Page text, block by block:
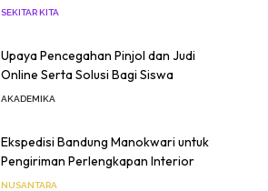
SEKITAR KITA
Upaya Pencegahan Pinjol dan Judi
Online Serta Solusi Bagi Siswa
AKADEMIKA
Ekspedisi Bandung Manokwari untuk
Pengiriman Perlengkapan Interior
NUSANTARA